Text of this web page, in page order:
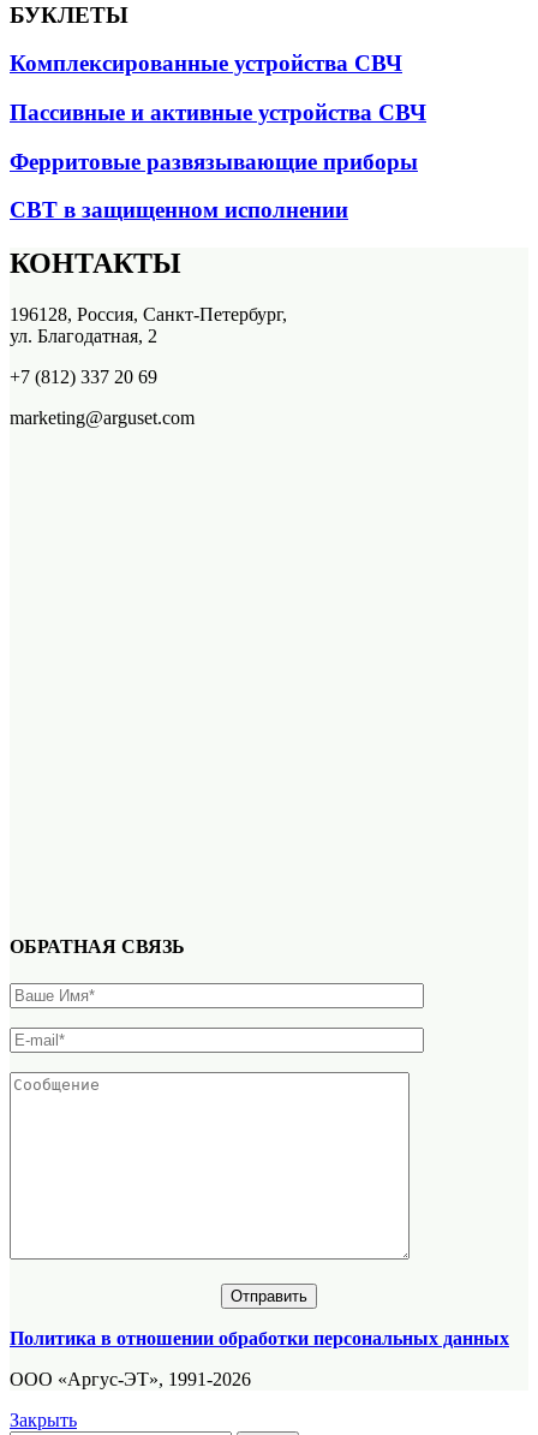
БУКЛЕТЫ
Комплексированные устройства СВЧ
Пассивные и активные устройства СВЧ
Ферритовые развязывающие приборы
СВТ в защищенном исполнении
КОНТАКТЫ
196128, Россия, Санкт-Петербург,
ул. Благодатная, 2
+7 (812) 337 20 69
marketing@arguset.com
ОБРАТНАЯ СВЯЗЬ
Политика в отношении обработки персональных данных
ООО «Аргус-ЭТ», 1991-2026
Закрыть